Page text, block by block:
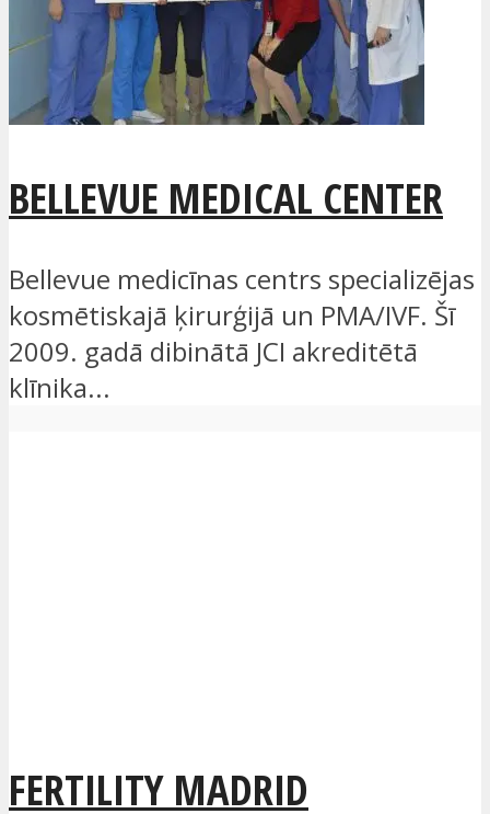
BELLEVUE MEDICAL CENTER
Bellevue medicīnas centrs specializējas
kosmētiskajā ķirurģijā un PMA/IVF. Šī
2009. gadā dibinātā JCI akreditētā
klīnika...
FERTILITY MADRID